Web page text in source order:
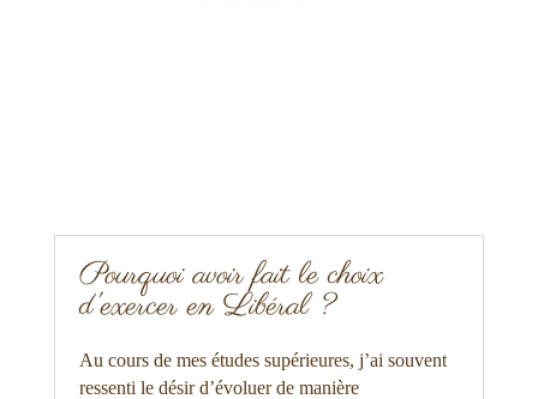
Pourquoi avoir fait le choix
d'exercer en Libéral ?
Au cours de mes études supérieures, j’ai souvent
ressenti le désir d’évoluer de manière